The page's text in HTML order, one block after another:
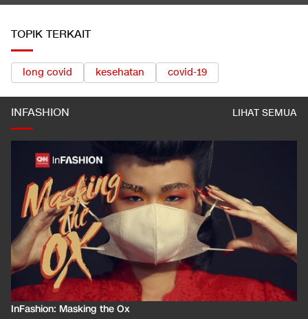
TOPIK TERKAIT
long covid kesehatan covid-19
INFASHION LIHAT SEMUA
InFashion: Masking the Ox